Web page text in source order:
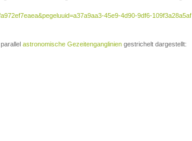
45e9-4d90-9df6-109f3a28a5af
astronomische Gezeitenganglinien gestrichelt dargestellt: